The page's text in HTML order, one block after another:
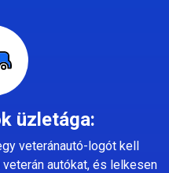
üzletága:
veteránautó-logót kell
autókat, és lelkesen